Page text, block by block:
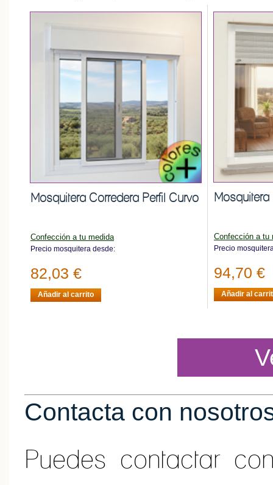
Mosquitera Corredera Perfil Curvo
Confección a tu medida
Precio mosquitera desde:
82,03 €
Añadir al carrito
Mosquitera
Confección a tu
Precio
94,70 €
Añadir al
Contacta con
Puedes contactar